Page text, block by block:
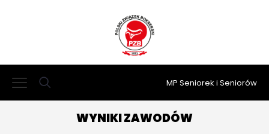
MP Seniorek i Seniorów
WYNIKI ZAWODÓW